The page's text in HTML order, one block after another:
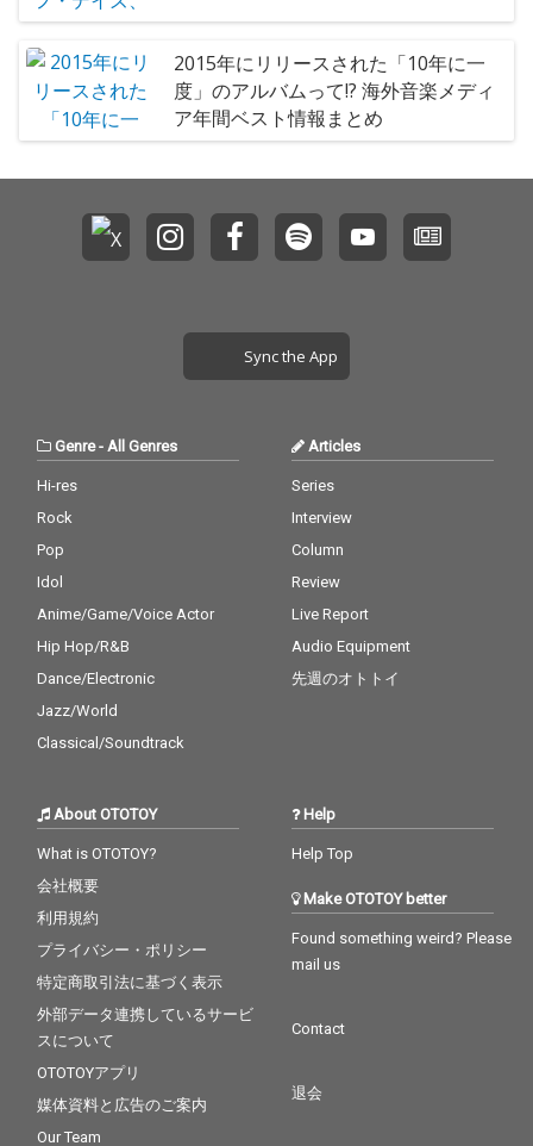
2015年にリリースされた「10年に一
度」のアルバムって!? 海外音楽メディ
ア年間ベスト情報まとめ
Sync the App
Genre-All Genres
Hi-res
Rock
Pop
Idol
Anime/Game/Voice Actor
Hip Hop/R&B
Dance/Electronic
Jazz/World
Classical/Soundtrack
Articles
Series
Interview
Column
Review
Live Report
Audio Equipment
先週のオトトイ
About OTOTOY
What is OTOTOY?
会社概要
利用規約
プライバシー・ポリシー
特定商取引法に基づく表示
外部データ連携しているサービ
スについて
OTOTOYアプリ
媒体資料と広告のご案内
Our Team
Help
Help Top
Make OTOTOY better
Found something weird? Please
mail us
Contact
退会